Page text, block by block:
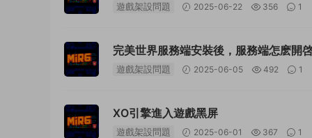
遊戲架設問題 2025-06-22 356 1
完美世界服務端安裝後，服務端怎麽開
遊戲架設問題 2025-06-05 492 1
XO引擎進入遊戲黑屏
遊戲架設問題 2025-06-01 367 1